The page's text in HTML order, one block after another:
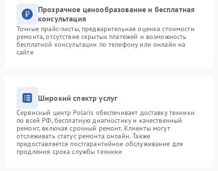
Прозрачное ценообразование и бесплатная
консультация
Точные прайс-листы, предварительная оценка стоимости
ремонта, отсутствие скрытых платежей и возможность
бесплатной консультации по телефону или онлайн на
сайте
Широкий спектр услуг
Сервисный центр Polaris обеспечивает доставку техники
по всей РФ, бесплатную диагностику и качественный
ремонт, включая срочный ремонт. Клиенты могут
отслеживать статус ремонта онлайн. Также
предоставляется постгарантийное обслуживание для
продления срока службы техники